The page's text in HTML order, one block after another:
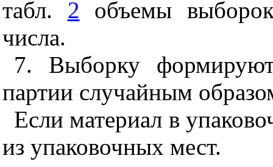
табл. 2 объемы
числа.
7. Выборку
партии случайным
Если материал в
из упаковочных мест.